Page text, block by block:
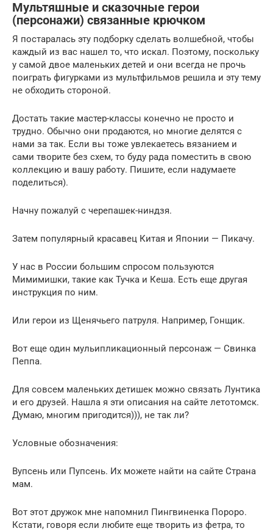
Мультяшные и сказочные герои
(персонажи) связанные крючком
Я постаралась эту подборку сделать волшебной, чтобы
каждый из вас нашел то, что искал. Поэтому, поскольку
у самой двое маленьких детей и они всегда не прочь
поиграть фигурками из мультфильмов решила и эту тему
не обходить стороной.
Достать такие мастер-классы конечно не просто и
трудно. Обычно они продаются, но многие делятся с
нами за так. Если вы тоже увлекаетесь вязанием и
сами творите без схем, то буду рада поместить в свою
коллекцию и вашу работу. Пишите, если надумаете
поделиться).
Начну пожалуй с черепашек-ниндзя.
Затем популярный красавец Китая и Японии — Пикачу.
У нас в России большим спросом пользуются
Мимимишки, такие как Тучка и Кеша. Есть еще другая
инструкция по ним.
Или герои из Щенячьего патруля. Например, Гонщик.
Вот еще один мульипликационный персонаж — Свинка
Пеппа.
Для совсем маленьких детишек можно связать Лунтика
и его друзей. Нашла я эти описания на сайте летотомск.
Думаю, многим пригодится))), не так ли?
Условные обозначения:
Вупсень или Пупсень. Их можете найти на сайте Страна
мам.
Вот этот дружок мне напомнил Пингвиненка Пороро.
Кстати, говоря если любите еще творить из фетра, то